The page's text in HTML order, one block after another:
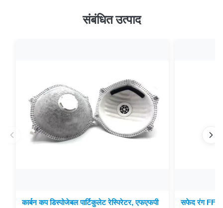
संबंधित उत्पाद
कार्बन कप डिस्पोजेबल पार्टिकुलेट रेस्पिरेटर, एफएफपी
सफेद रंग FFP1